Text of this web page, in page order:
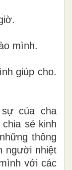
mình.
giúp cho.​
của cha
sẻ kinh
thông
người nhiệt
với các